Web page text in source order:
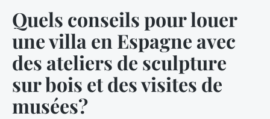
Quels conseils pour louer
une villa en Espagne avec
des ateliers de sculpture
sur bois et des visites de
musées?